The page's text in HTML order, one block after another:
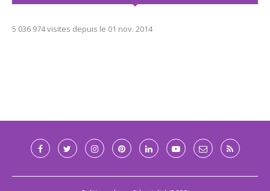
5 036 974 visites depuis le 01 nov. 2014